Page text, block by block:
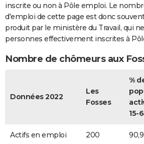
inscrite ou non à Pôle emploi. Le
d'emploi de cette page est donc
produit par le ministère du Travail, qui
personnes effectivement inscrites à
Nombre de chômeurs aux
Données 2022
Les
Fosses
%
15-
Actifs en emploi 200